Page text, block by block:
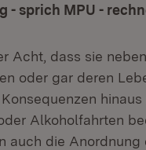
- sprich MPU -
Acht, dass sie
oder gar deren
Alkoholfahrten
auch die